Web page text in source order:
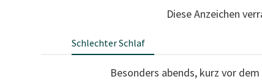
Diese Anzeichen
Schlechter Schlaf
Besonders abends, kurz vor